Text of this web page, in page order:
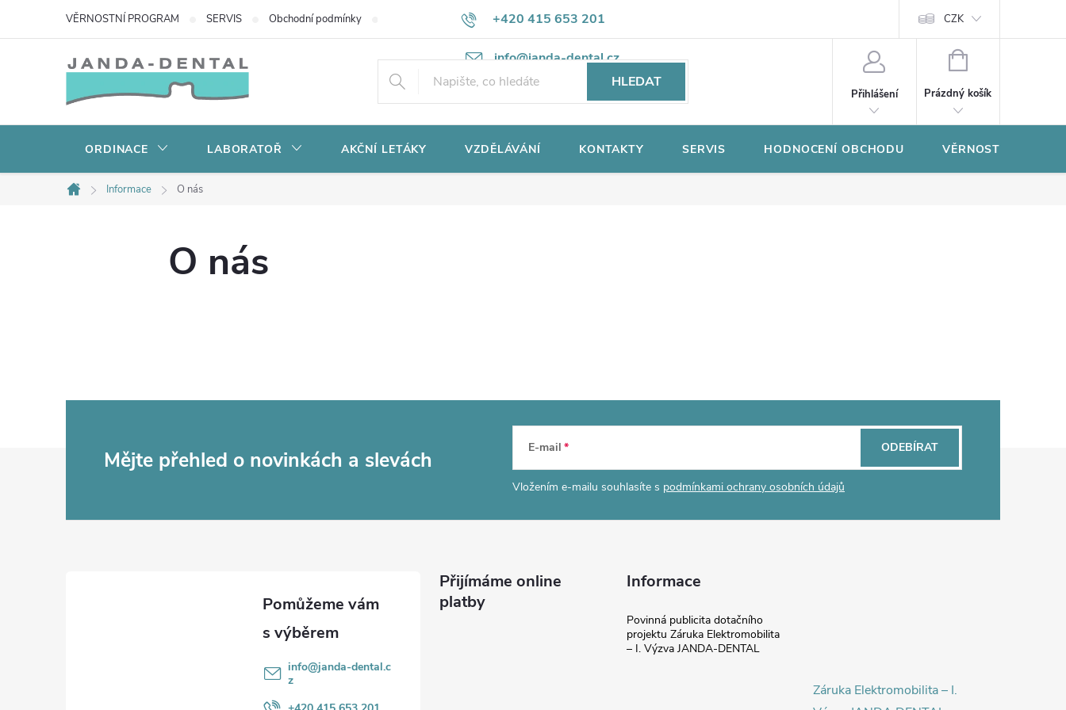
+420 415 653 201
info@janda-dental.cz
VĚRNOSTNÍ PROGRAM SERVIS Obchodní podmínky Potřebujete poradit? Ochrana osobních údajů CZK
HLEDAT
Přihlášení
NÁKUPNÍ
Prázdný košík
ORDINACE LABORATOŘ AKČNÍ LETÁKY VZDĚLÁVÁNÍ KONTAKTY SERVIS HODNOCENÍ OBCHODU VĚRNOSTNÍ
Domů
Informace O nás
O nás
Mějte přehled o novinkách a slevách E-mail
Vložením e-mailu souhlasíte s podmínkami ochrany osobních údajů
ODEBÍRAT
info@janda-dental.c
z
Přijímáme online
platby
Informace
Povinná publicita dotačního
projektu Záruka Elektromobilita
– I. Výzva JANDA-DENTAL
Záruka Elektromobilita – I.